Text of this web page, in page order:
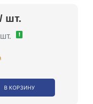
шт.
!
В КОРЗИНУ